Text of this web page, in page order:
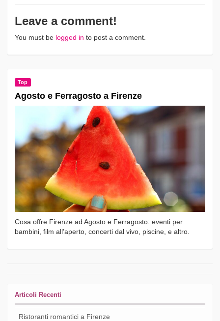
Leave a comment!
You must be logged in to post a comment.
Top
Agosto e Ferragosto a Firenze
Cosa offre Firenze ad Agosto e Ferragosto: eventi per
bambini, film all’aperto, concerti dal vivo, piscine, e altro.
Articoli Recenti
Ristoranti romantici a Firenze